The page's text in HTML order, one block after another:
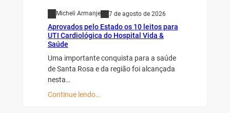
Micheli Armanje 7 de agosto de 2026
Aprovados pelo Estado os 10 leitos para
UTI Cardiológica do Hospital Vida &
Saúde
Uma importante conquista para a saúde
de Santa Rosa e da região foi alcançada
nesta…
Continue lendo…